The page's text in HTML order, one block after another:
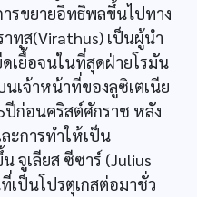
รขยายอิทธิพลขึ้นไปทาง
ทุส(Virathus) เป็นผู้นำ
เยื้อจนในที่สุดฝ่ายโรมัน
เจ้าหน้าที่ของลูซิเตเนีย
ก่อนคริสต์ศักราช หลัง
ะการทำให้เป็น
จูเลียส ซีซาร์ (Julius
เป็นโปรตุเกสต่อมาชั่ว